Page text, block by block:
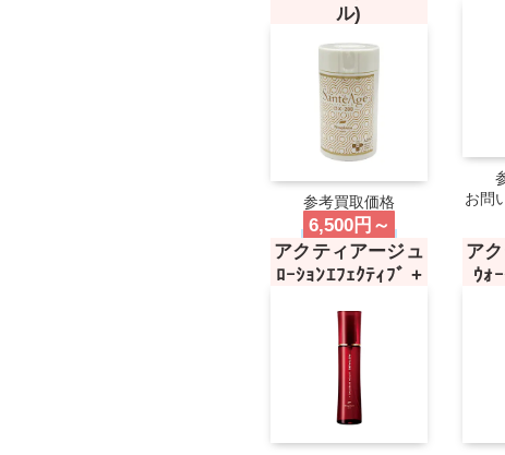
ル)
参考買取価格
6,500円～
お問
アクティアージュ
ﾛｰｼｮﾝｴﾌｪｸﾃｨﾌﾞ +
ア
ｳｫ